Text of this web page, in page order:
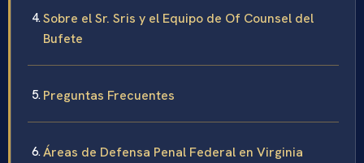
Sobre el Sr. Sris y el Equipo de Of Counsel del
Bufete
Preguntas Frecuentes
Áreas de Defensa Penal Federal en Virginia